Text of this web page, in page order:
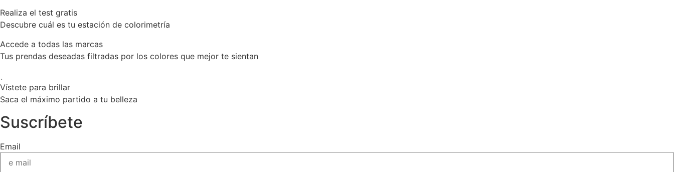
Realiza el test gratis
Descubre cuál es tu estación de colorimetría
Accede a todas las marcas
Tus prendas deseadas filtradas por los colores que mejor te sientan
Vístete para brillar
Saca el máximo partido a tu belleza
Suscríbete
Email